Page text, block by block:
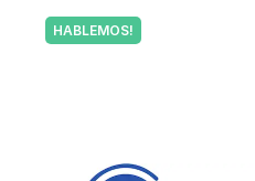
HABLEMOS!